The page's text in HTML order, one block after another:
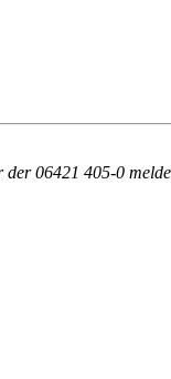
06421 405-0